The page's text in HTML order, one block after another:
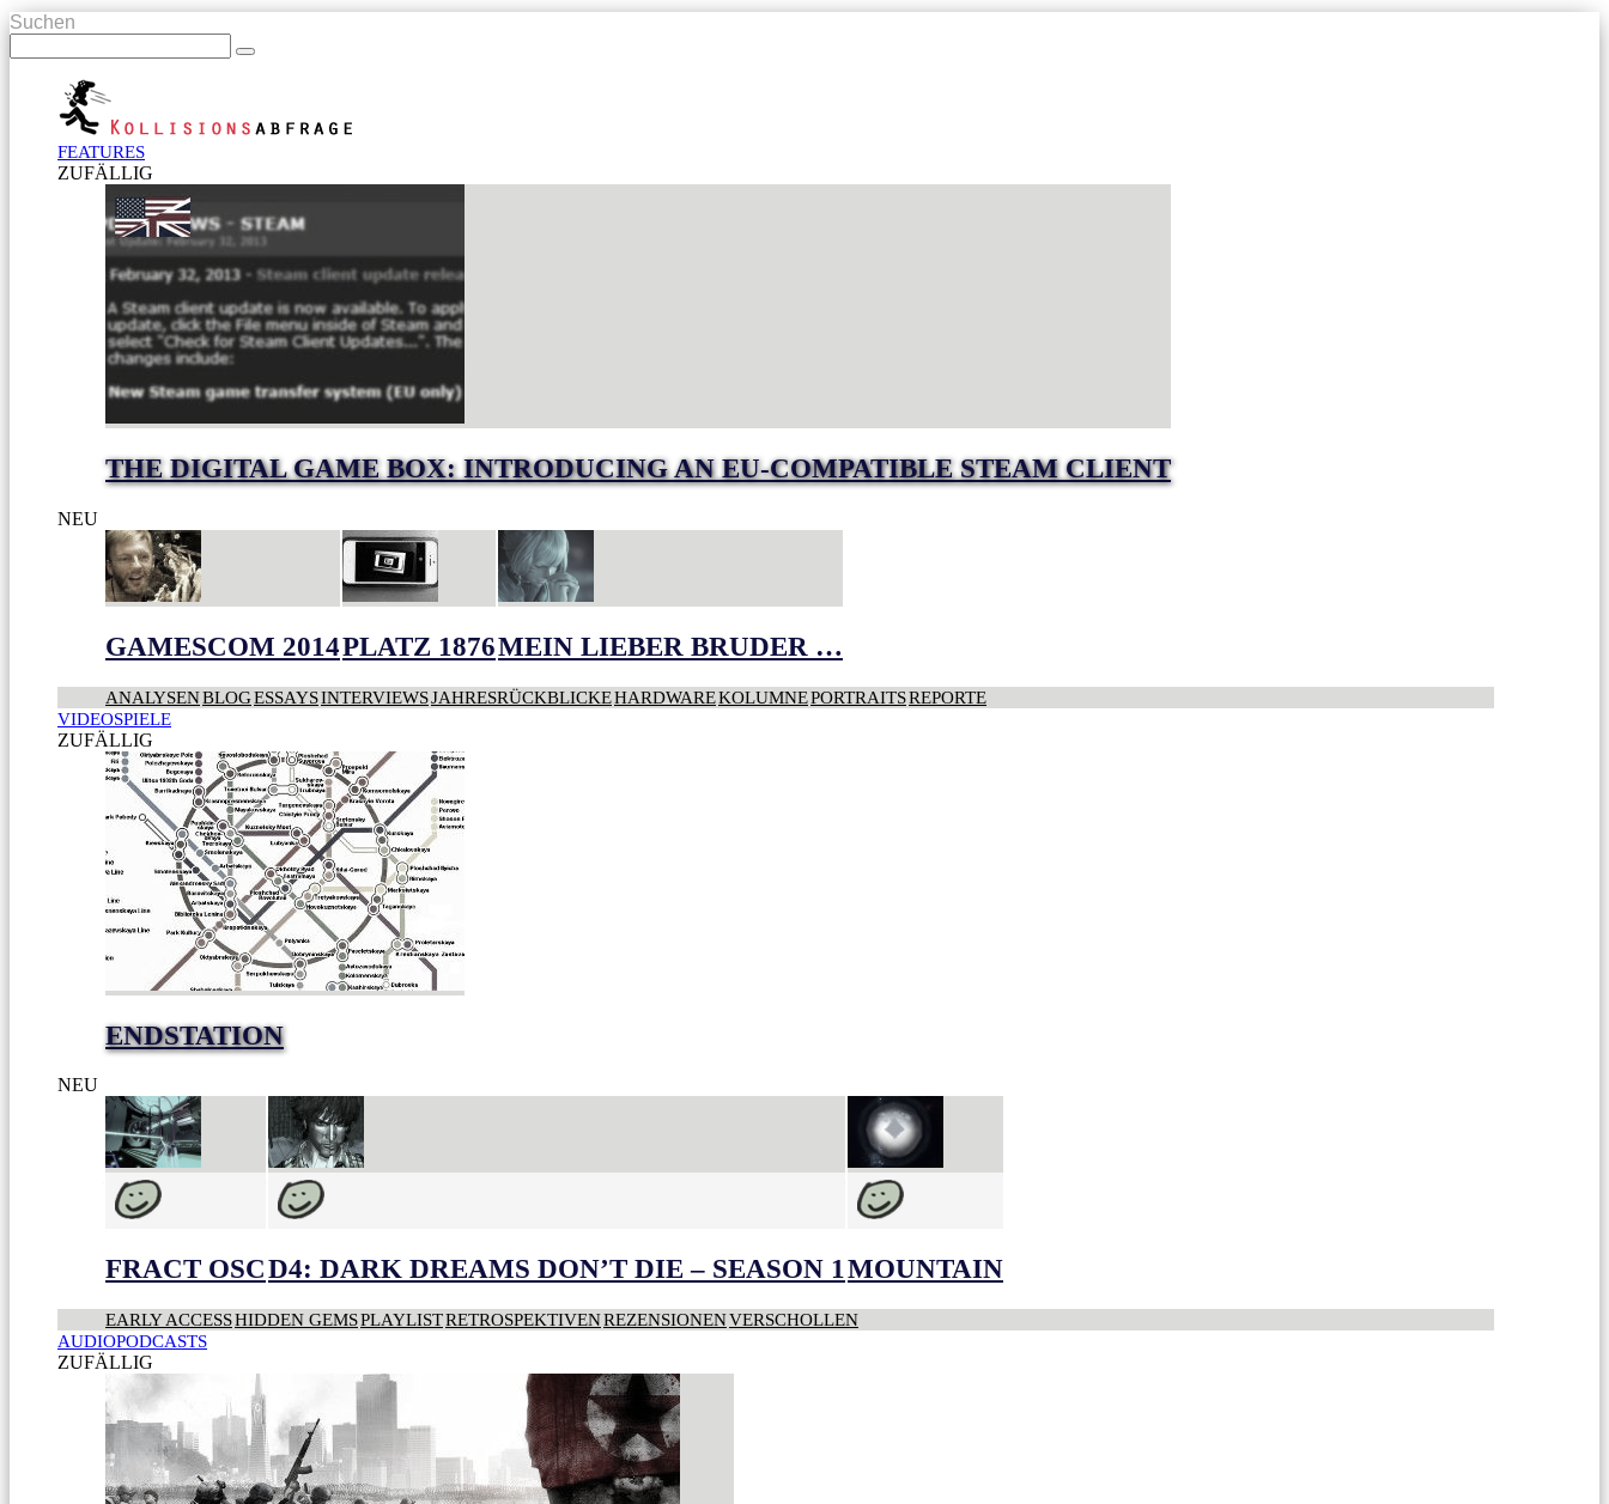
Suchen
FEATURES
ZUFÄLLIG
THE DIGITAL GAME BOX: INTRODUCING AN EU-COMPATIBLE STEAM CLIENT
NEU
GAMESCOM 2014PLATZ 1876MEIN LIEBER BRUDER …
ANALYSENBLOGESSAYSINTERVIEWSJAHRESRÜCKBLICKEHARDWAREKOLUMNEPORTRAITSREPORTE
VIDEOSPIELE
ZUFÄLLIG
ENDSTATION
NEU
FRACT OSCD4: DARK DREAMS DON’T DIE – SEASON 1MOUNTAIN
EARLY ACCESSHIDDEN GEMSPLAYLISTRETROSPEKTIVENREZENSIONENVERSCHOLLEN
AUDIOPODCASTS
ZUFÄLLIG